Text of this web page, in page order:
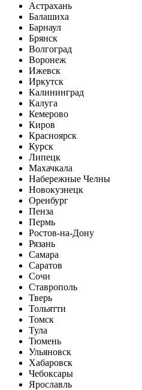
Астрахань
Балашиха
Барнаул
Брянск
Волгоград
Воронеж
Ижевск
Иркутск
Калининград
Калуга
Кемерово
Киров
Красноярск
Курск
Липецк
Махачкала
Набережные Челны
Новокузнецк
Оренбург
Пенза
Пермь
Ростов-на-Дону
Рязань
Самара
Саратов
Сочи
Ставрополь
Тверь
Тольятти
Томск
Тула
Тюмень
Ульяновск
Хабаровск
Чебоксары
Ярославль